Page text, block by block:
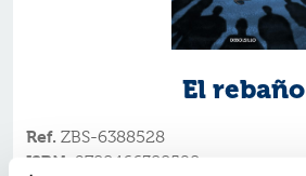
El rebaño
Ref. ZBS-6388528
ISBN: 9788466388528